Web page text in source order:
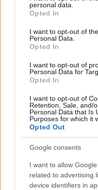
grant or deny consent to
use your data for below
consent section.
personal data.
Opted In
I want to opt-out of
Personal Data.
Opted In
I want to opt-out of
Personal Data for
Opted In
I want to opt-out of
Retention, Sale, and/
Personal Data that Is
Purposes for which it
Opted Out
Google consents
I want to allow
related to advertising
device identifiers in
OLASZ
Serie
hozta
Serie